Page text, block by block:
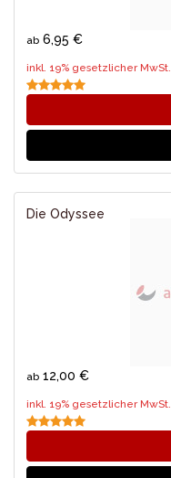
ab 6,95 €
inkl. 19% gesetzlicher MwSt.
Die Odyssee
ab 12,00 €
inkl. 19% gesetzlicher MwSt.